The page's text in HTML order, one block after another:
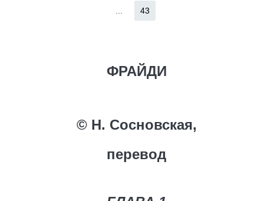
43
ФРАЙДИ
© Н. Сосновская,
перевод